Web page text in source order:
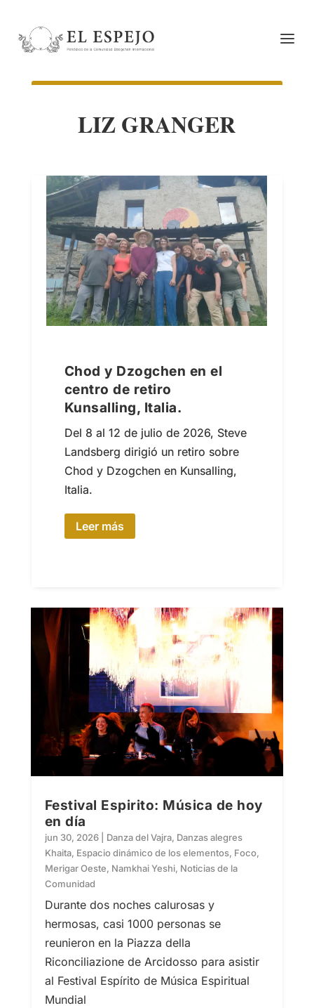
LIZ GRANGER
Chod y Dzogchen en el
centro de retiro
Kunsalling, Italia.
Del 8 al 12 de julio de 2026, Steve
Landsberg dirigió un retiro sobre
Chod y Dzogchen en Kunsalling,
Italia.
Leer más
Festival Espirito: Música de hoy
en día
jun 30, 2026| Danza del Vajra, Danzas alegres
Khaita, Espacio dinámico de los elementos, Foco,
Merigar Oeste, Namkhai Yeshi, Noticias de la
Comunidad
Durante dos noches calurosas y
hermosas, casi 1000 personas se
reunieron en la Piazza della
Riconciliazione de Arcidosso para asistir
al Festival Espírito de Música Espiritual
Mundial